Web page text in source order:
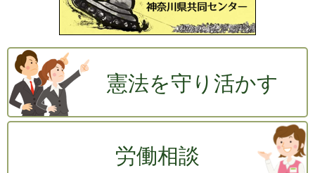
憲法を守り活かす
労働相談